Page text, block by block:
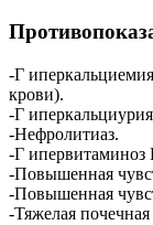
-Г
крови).
-Г
-Нефролитиаз.
-Г ипервитаминоз
-Повышенная
-Повышенная
-Тяжелая почечная